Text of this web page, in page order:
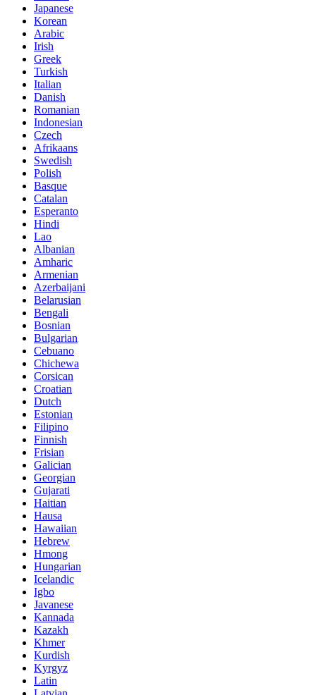
Japanese
Korean
Arabic
Irish
Greek
Turkish
Italian
Danish
Romanian
Indonesian
Czech
Afrikaans
Swedish
Polish
Basque
Catalan
Esperanto
Hindi
Lao
Albanian
Amharic
Armenian
Azerbaijani
Belarusian
Bengali
Bosnian
Bulgarian
Cebuano
Chichewa
Corsican
Croatian
Dutch
Estonian
Filipino
Finnish
Frisian
Galician
Georgian
Gujarati
Haitian
Hausa
Hawaiian
Hebrew
Hmong
Hungarian
Icelandic
Igbo
Javanese
Kannada
Kazakh
Khmer
Kurdish
Kyrgyz
Latin